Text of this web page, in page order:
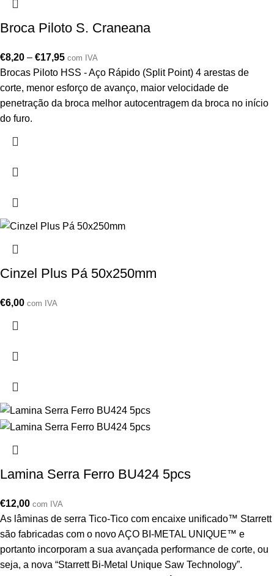
Broca Piloto S. Craneana
€8,20 – €17,95 com IVA
Brocas Piloto HSS - Aço Rápido (Split Point) 4 arestas de
corte, menor esforço de avanço, maior velocidade de
penetração da broca melhor autocentragem da broca no início
do furo.
Cinzel Plus Pá 50x250mm
€6,00 com IVA
Lamina Serra Ferro BU424 5pcs
€12,00 com IVA
As lâminas de serra Tico-Tico com encaixe unificado™ Starrett
são fabricadas com o novo AÇO BI-METAL UNIQUE™ e
portanto incorporam a sua avançada performance de corte, ou
seja, a nova “Starrett Bi-Metal Unique Saw Technology”.